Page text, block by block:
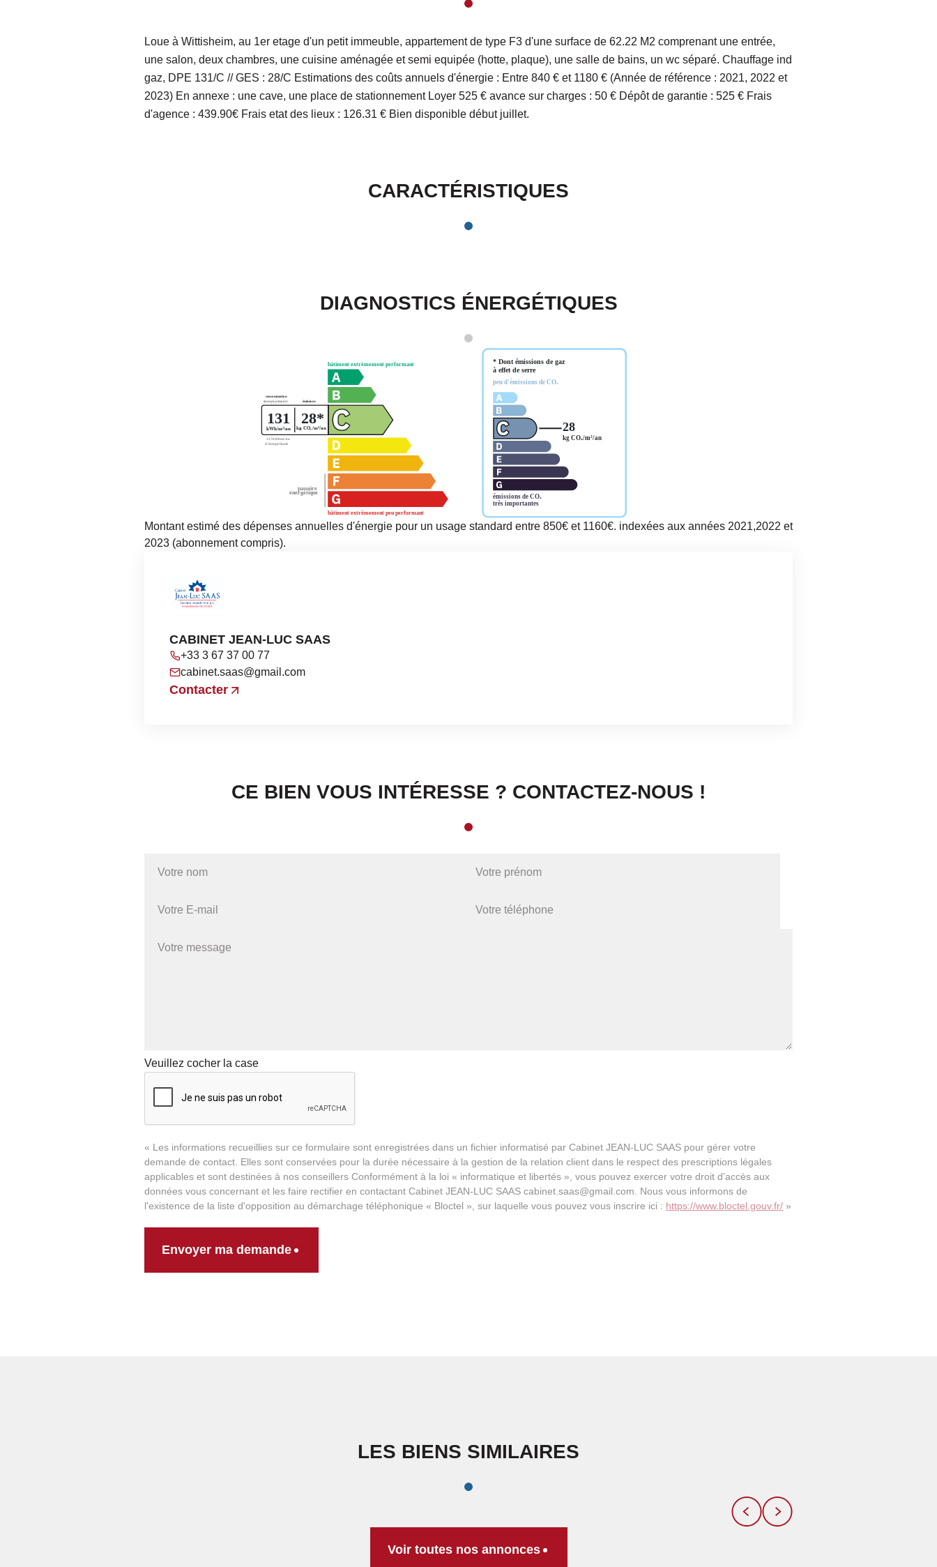
Loue à Wittisheim, au 1er etage d'un petit immeuble, appartement de type F3 d'une surface de 62.22 M2 comprenant une entrée,
une salon, deux chambres, une cuisine aménagée et semi equipée (hotte, plaque), une salle de bains, un wc séparé. Chauffage ind
gaz, DPE 131/C // GES : 28/C Estimations des coûts annuels d'énergie : Entre 840 € et 1180 € (Année de référence : 2021, 2022 et
2023) En annexe : une cave, une place de stationnement Loyer 525 € avance sur charges : 50 € Dépôt de garantie : 525 € Frais
d'agence : 439.90€ Frais etat des lieux : 126.31 € Bien disponible début juillet.
CARACTÉRISTIQUES
DIAGNOSTICS ÉNERGÉTIQUES
Montant estimé des dépenses annuelles d'énergie pour un usage standard entre 850€ et 1160€. indexées aux années 2021,2022 et
2023 (abonnement compris).
CABINET JEAN-LUC SAAS
+33 3 67 37 00 77
cabinet.saas@gmail.com
Contacter
CE BIEN VOUS INTÉRESSE ? CONTACTEZ-NOUS !
Veuillez cocher la case
« Les informations recueillies sur ce formulaire sont enregistrées dans un fichier informatisé par Cabinet JEAN-LUC SAAS pour gérer votre
demande de contact. Elles sont conservées pour la durée nécessaire à la gestion de la relation client dans le respect des prescriptions légales
applicables et sont destinées à nos conseillers Conformément à la loi « informatique et libertés », vous pouvez exercer votre droit d'accès aux
données vous concernant et les faire rectifier en contactant Cabinet JEAN-LUC SAAS cabinet.saas@gmail.com. Nous vous informons de
l'existence de la liste d'opposition au démarchage téléphonique « Bloctel », sur laquelle vous pouvez vous inscrire ici : https://www.bloctel.gouv.fr/ »
Envoyer ma demande
LES BIENS SIMILAIRES
Voir toutes nos annonces